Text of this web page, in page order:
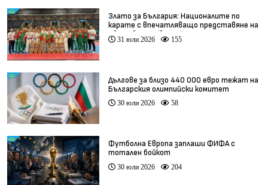
Злато за България: Националите по
карате с впечатляващо представяне на
Световното (видео)
31 юли 2026 155
Дългове за близо 440 000 евро тежат на
Българския олимпийски комитет
30 юли 2026 58
Футболна Европа заплаши ФИФА с
тотален бойкот
30 юли 2026 204